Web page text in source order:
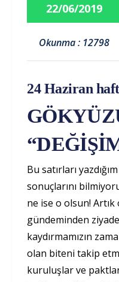
22/06/2019
Okunma : 12798
24 Haziran
Bu satırları
sonuçlarını
ne ise o olsun! Artık
gündeminden
kaydırmamızın
olan biteni takip
kuruluşlar ve